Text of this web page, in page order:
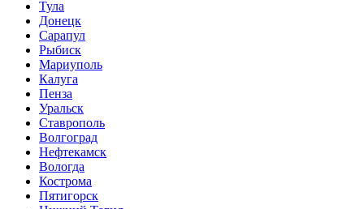
Тула
Донецк
Сарапул
Рыбиск
Мариуполь
Калуга
Пенза
Уральск
Ставрополь
Волгоград
Нефтекамск
Вологда
Кострома
Пятигорск